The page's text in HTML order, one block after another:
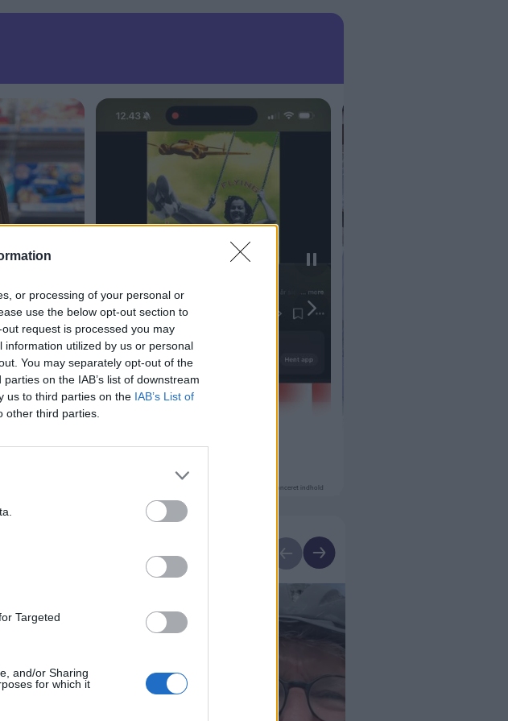
or processing of your personal or
use the below opt-out section to
request is processed you may
utilized by us or personal
You may separately opt-out of the
on the IAB’s list of downstream
us to third parties on the IAB’s List of
other third parties.
Targeted
and/or Sharing
for which it
Annonceret indhold